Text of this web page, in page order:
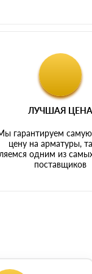
ЛУЧШАЯ ЦЕНА
гарантируем
цену на арматуры,
одним из
поставщиков